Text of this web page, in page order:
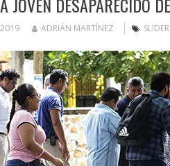
2019 ADRIÁN MARTÍNEZ SLIDER